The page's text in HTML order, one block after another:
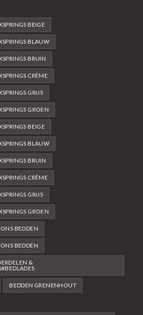
BEIGE
BLAUW
BRUIN
CRÈME
GRIJS
GROEN
BEIGE
BLAUW
BRUIN
CRÈME
GRIJS
GROEN
BEDDEN
BEDDEN
&
BEDDEN GRENENHOUT